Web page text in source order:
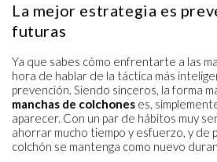
La mejor estrategia es
futuras
Ya que sabes cómo enfrentarte a las
hora de hablar de la táctica más
prevención. Siendo sinceros, la forma
manchas de colchones es,
aparecer. Con un par de hábitos muy
ahorrar mucho tiempo y esfuerzo, y de
colchón se mantenga como nuevo